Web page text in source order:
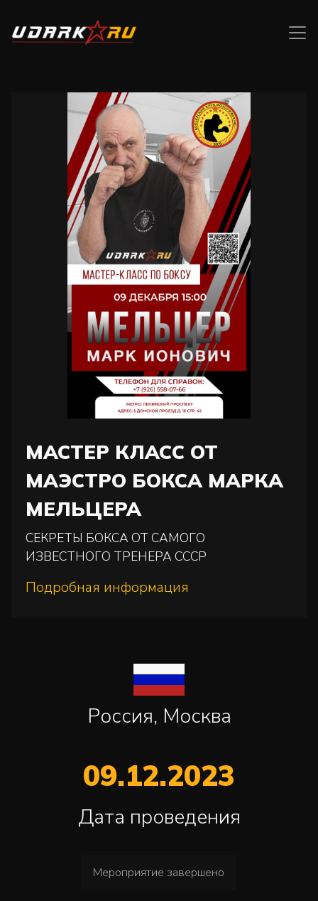
МАСТЕР КЛАСС ОТ
МАЭСТРО БОКСА МАРКА
МЕЛЬЦЕРА
СЕКРЕТЫ БОКСА ОТ САМОГО
ИЗВЕСТНОГО ТРЕНЕРА СССР
Подробная информация
Россия, Москва
09.12.2023
Дата проведения
Мероприятие завершено